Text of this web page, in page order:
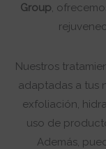
Group,
Nuestros
adaptadas a tus
exfoliación,
uso de
Además,